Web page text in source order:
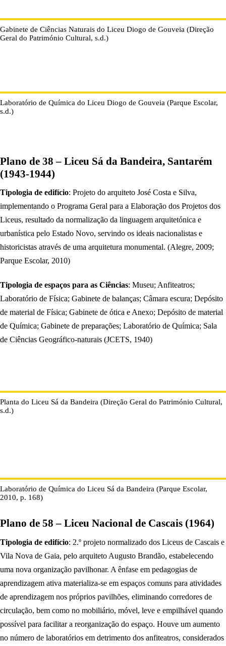
Gabinete de Ciências Naturais do Liceu Diogo de Gouveia (Direção
Geral do Património Cultural, s.d.)
Laboratório de Química do Liceu Diogo de Gouveia (Parque Escolar,
s.d.)
Plano de 38 – Liceu Sá da Bandeira, Santarém
(1943-1944)
Tipologia de edifício: Projeto do arquiteto José Costa e Silva,
implementando o Programa Geral para a Elaboração dos Projetos dos
Liceus, resultado da normalização da linguagem arquitetónica e
urbanística pelo Estado Novo, servindo os ideais nacionalistas e
historicistas através de uma arquitetura monumental. (Alegre, 2009;
Parque Escolar, 2010)
Tipologia de espaços para as Ciências: Museu; Anfiteatros;
Laboratório de Física; Gabinete de balanças; Câmara escura; Depósito
de material de Física; Gabinete de ótica e Anexo; Depósito de material
de Química; Gabinete de preparações; Laboratório de Química; Sala
de Ciências Geográfico-naturais (JCETS, 1940)
Planta do Liceu Sá da Bandeira (Direção Geral do Património Cultural,
s.d.)
Laboratório de Química do Liceu Sá da Bandeira (Parque Escolar,
2010, p. 168)
Plano de 58 – Liceu Nacional de Cascais (1964)
Tipologia de edifício: 2.º projeto normalizado dos Liceus de Cascais e
Vila Nova de Gaia, pelo arquiteto Augusto Brandão, estabelecendo
uma nova organização pavilhonar. A ênfase em pedagogias de
aprendizagem ativa materializa-se em espaços comuns para atividades
de aprendizagem nos próprios pavilhões, eliminando corredores de
circulação, bem como no mobiliário, móvel, leve e empilhável quando
possível para facilitar a reorganização do espaço. Houve um aumento
no número de laboratórios em detrimento dos anfiteatros, considerados